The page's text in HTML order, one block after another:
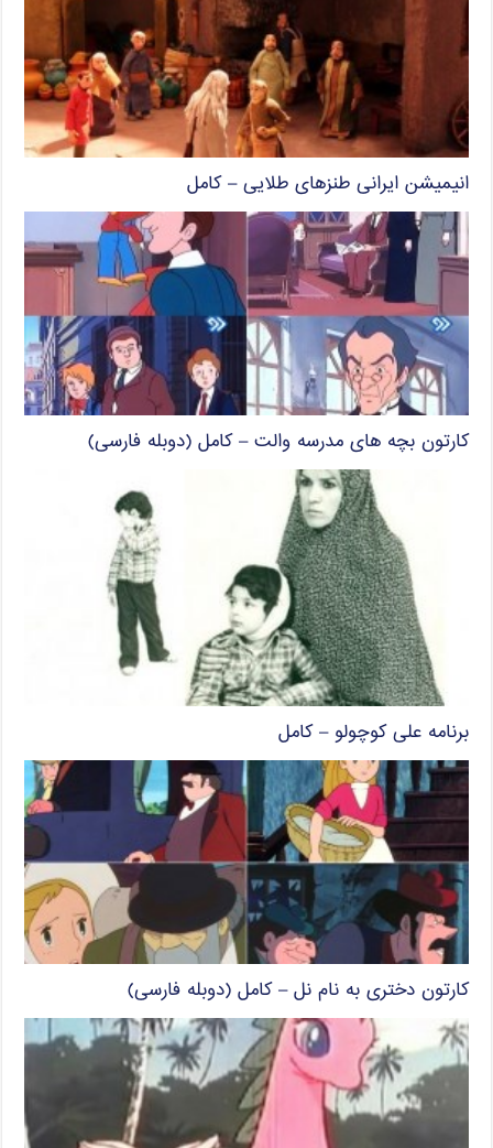
انیمیشن ایرانی طنزهای طلایی – کامل
کارتون بچه های مدرسه والت – کامل (دوبله فارسی)
برنامه علی کوچولو – کامل
کارتون دختری به نام نل – کامل (دوبله فارسی)